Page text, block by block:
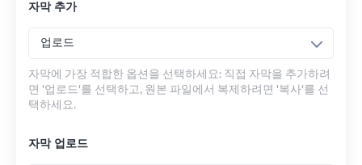
자막 추가
업로드
자막에 가장 적합한 옵션을 선택하세요: 직접 자막을 추가하려
면 '업로드'를 선택하고, 원본 파일에서 복제하려면 '복사'를 선
택하세요.
자막 업로드